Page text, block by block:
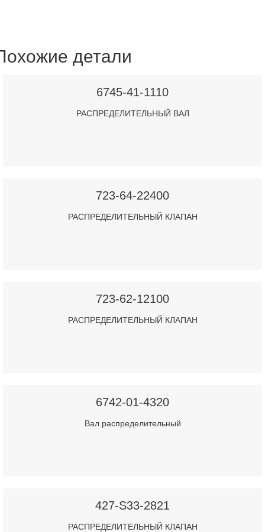
детали
6745-41-1110
РАСПРЕДЕЛИТЕЛЬНЫЙ ВАЛ
723-64-22400
РАСПРЕДЕЛИТЕЛЬНЫЙ КЛАПАН
723-62-12100
РАСПРЕДЕЛИТЕЛЬНЫЙ КЛАПАН
6742-01-4320
Вал распределительный
427-S33-2821
РАСПРЕДЕЛИТЕЛЬНЫЙ КЛАПАН